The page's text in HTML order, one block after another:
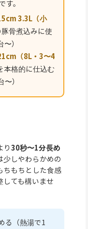
。
3.3L（小
骨煮込みに使
）
（8L・3〜4
格的に仕込む
）
り30秒〜1分長め
少しやわらかめの
ちもちとした食感
しても構いませ
る（熱湯で1